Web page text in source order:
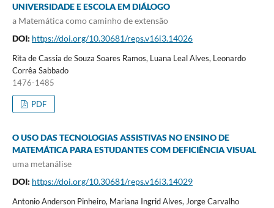
UNIVERSIDADE E ESCOLA EM DIÁLOGO
a Matemática como caminho de extensão
DOI: https://doi.org/10.30681/reps.v16i3.14026
Rita de Cassia de Souza Soares Ramos, Luana Leal Alves, Leonardo
Corrêa Sabbado
1476-1485
PDF
O USO DAS TECNOLOGIAS ASSISTIVAS NO ENSINO DE
MATEMÁTICA PARA ESTUDANTES COM DEFICIÊNCIA VISUAL
uma metanálise
DOI: https://doi.org/10.30681/reps.v16i3.14029
Antonio Anderson Pinheiro, Mariana Ingrid Alves, Jorge Carvalho